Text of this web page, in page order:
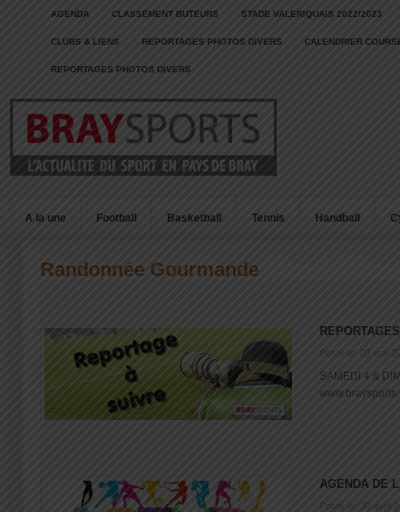
AGENDA CLASSEMENT BUTEURS STADE VALERIQUAIS 2022/2023
CLUBS & LIENS REPORTAGES PHOTOS DIVERS CALENDRIER
REPORTAGES PHOTOS DIVERS
A la une Football Basketball Tennis Handball
Randonnée Gourmande
Posté le: 03 mai
SAMEDI 4 &
AGENDA DE
Posté le: 30 avril